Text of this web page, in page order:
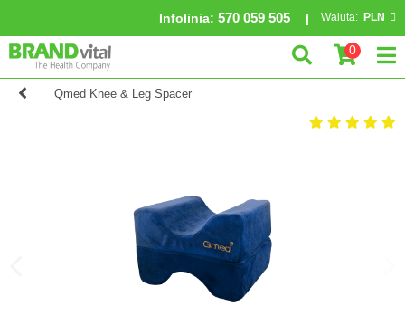
Infolinia: 570 059 505 Waluta: PLN
0
Qmed Knee & Leg Spacer